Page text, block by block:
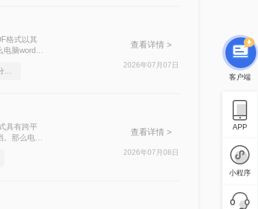
格式以其
脑word转
怎么将Word转pdf格式，分享一种简单的方法
查看详情 >
2026年07月07日
具有跨平
。那么电脑
查看详情 >
2026年07月08日
客户端
APP
小程序